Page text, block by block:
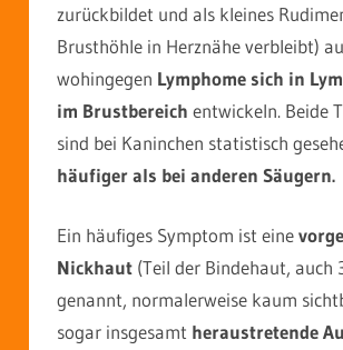
zurückbildet und als kleines
Brusthöhle in Herznähe verbleibt)
wohingegen Lymphome sich in
im Brustbereich entwickeln. Beide
sind bei Kaninchen statistisch
häufiger als bei anderen Säugern.
Ein häufiges Symptom ist eine
Nickhaut (Teil der Bindehaut, auch
genannt, normalerweise kaum
sogar insgesamt heraustretende